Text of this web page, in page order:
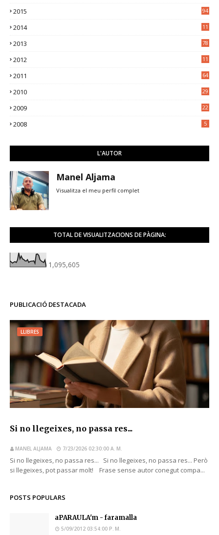
2015 94
2014
11
2013 78
2012
11
2011 64
2010 29
2009 22
2008 5
L'AUTOR
Manel Aljama
Visualitza el meu perfil complet
TOTAL DE VISUALITZACIONS DE PÀGINA:
1,095,605
PUBLICACIÓ DESTACADA
LLIBRES
Si no llegeixes, no passa res...
MANEL ALJAMA 7/23/2026 02:30:00 A. M.
Si no llegeixes, no passa res... Si no llegeixes, no passa res... Però
si llegeixes, pot passar molt! Frase sense autor conegut compa...
POSTS POPULARS
aPARAULA'm - faramalla
5/09/2012 03:54:00 P. M.